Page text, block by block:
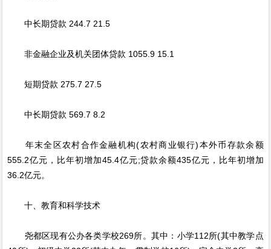
中长期贷款 244.7 21.5
非金融企业及机关团体贷款 1055.9 15.1
短期贷款 275.7 27.5
中长期贷款 569.7 8.2
年末全区农村合作金融机构(农村商业银行)本外币存款余额
555.2亿元，比年初增加45.4亿元;贷款余额435亿元，比年初增加
36.2亿元。
十、教育和科学技术
尧都区现有公办各类学校269所。其中：小学112所(其中教学点